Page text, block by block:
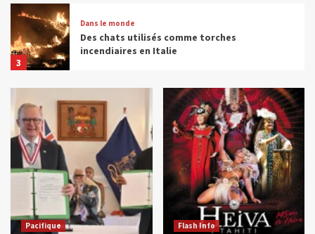
3
Dans le monde
Des chats utilisés comme torches
incendiaires en Italie
4
Dans le monde
Un baril de pétrole à plus de 100 dollars,
si…
5
Dans le monde
Les réseaux sociaux interdits au moins de
15 ans en France
Pacifique Flash Info